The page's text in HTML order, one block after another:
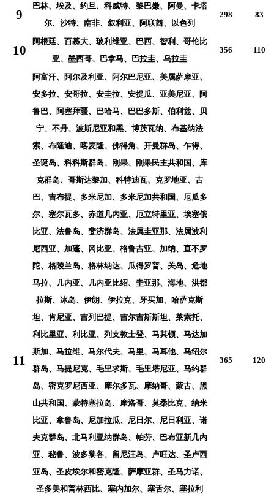
9
巴林、埃及、约旦、科威特、黎巴嫩、阿曼、卡塔
尔、沙特、南非、叙利亚、阿联酋、以色列
298 83
10
阿根廷、百慕大、玻利维亚、巴西、智利、哥伦比
亚、墨西哥、巴拿马、巴拉圭、乌拉圭
356 110
11
阿富汗、阿尔及利亚、阿尔巴尼亚、美属萨摩亚、
安多拉、安哥拉、安圭拉、安提瓜、亚美尼亚、阿
鲁巴、阿塞拜疆、巴哈马、巴巴多斯、伯利兹、贝
宁、不丹、波斯尼亚和黑、博茨瓦纳、布基纳法
索、布隆迪、喀麦隆、佛得角、开曼群岛、乍得、
圣诞岛、科科斯群岛、刚果、刚果民主共和国、库
克群岛、哥斯达黎加、科特迪瓦、克罗地亚、古
巴、吉布提、多米尼加、多米尼加共和国、厄瓜多
尔、塞尔瓦多、赤道几内亚、厄立特里亚、埃塞俄
比亚、法鲁岛、斐济群岛、法属圭亚那、法属波利
尼西亚、加蓬、冈比亚、格鲁吉亚、加纳、直不罗
陀、格陵兰岛、格林纳达、瓜得罗普、关岛、危地
马拉、几内亚、几内亚比绍、圭亚那、海地、洪都
拉斯、冰岛、伊朗、伊拉克、牙买加、哈萨克斯
坦、肯尼亚、吉列巴提、吉尔吉斯斯坦、莱索托、
利比里亚、利比亚、列支敦士登、马其顿、马达加
斯加、马拉维、马尔代夫、马里、马耳他、马绍尔
群岛、马提尼克、毛里求斯、毛里塔尼亚、马约群
岛、密克罗尼西亚、摩尔多瓦、摩纳哥、蒙古、黑
山共和国、蒙特塞拉岛、摩洛哥、莫桑比克、纳米
比亚、拿鲁岛、尼加拉瓜、尼日尔、尼日利亚、诺
夫克群岛、北马利亚纳群岛、帕劳、巴布亚新几内
亚、秘鲁、波多黎各、留尼汪岛、卢旺达、圣卢西
亚岛、圣皮埃尔和密克隆、萨摩亚群、圣马力诺、
圣多美和普林西比、塞内加尔、塞舌尔、塞拉利
365 120